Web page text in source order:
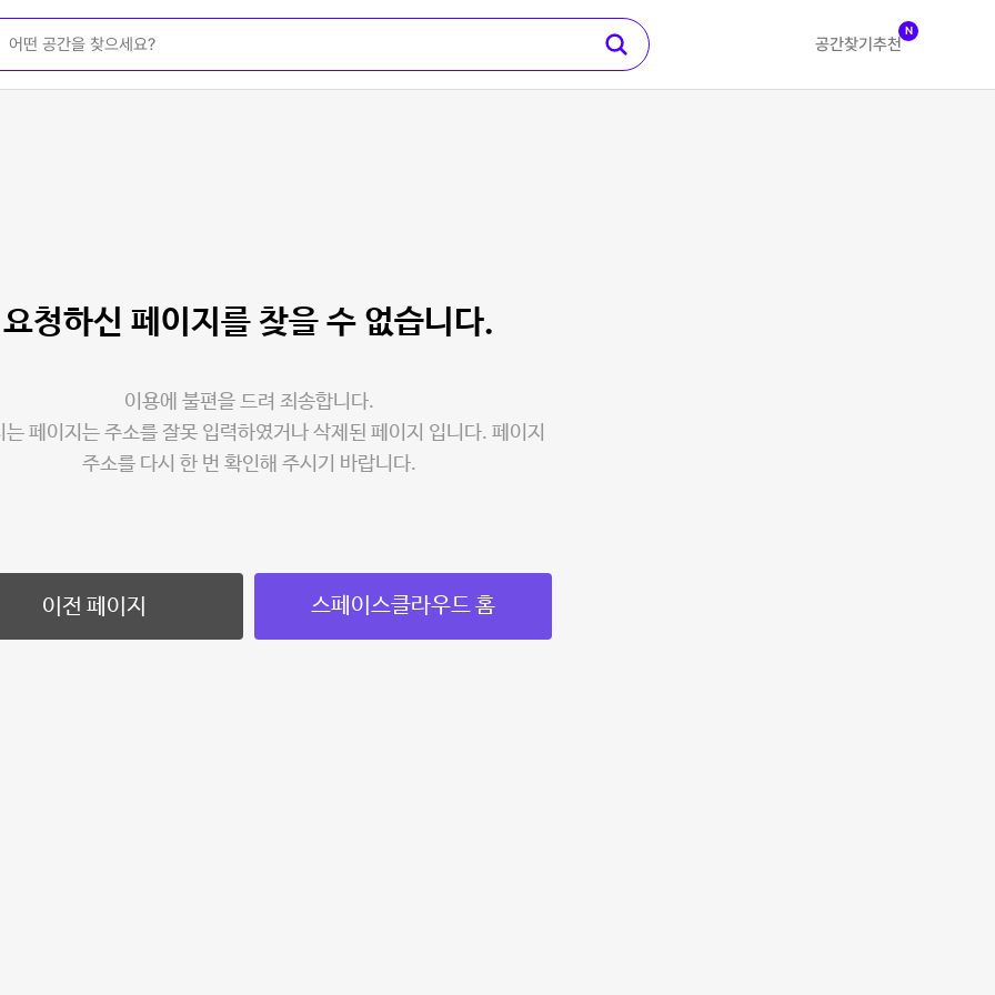
공간찾기 추천
N
요청하신 페이지를 찾을 수 없습니다.
이용에 불편을 드려 죄송합니다.
는 페이지는 주소를 잘못 입력하였거나 삭제된 페이지 입니다. 페이지
주소를 다시 한 번 확인해 주시기 바랍니다.
이전 페이지 스페이스클라우드 홈